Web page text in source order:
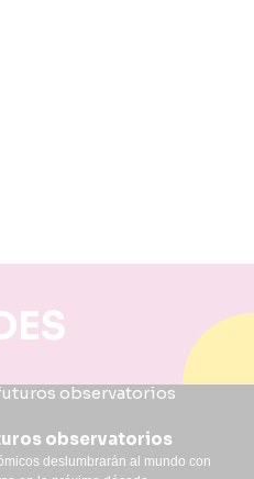
observatorios
deslumbrarán al mundo con